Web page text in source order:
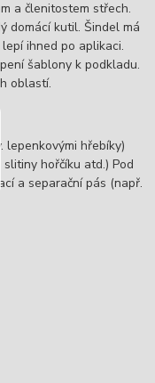
a členitostem střech.
domácí kutil. Šindel má
ihned po aplikaci.
šablony k podkladu.
oblastí.
lepenkovými hřebíky)
hořčíku atd.) Pod
a separační pás (např.